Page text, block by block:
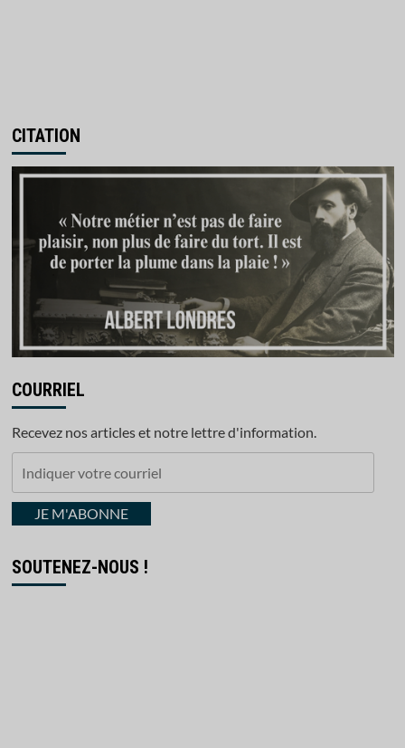
CITATION
COURRIEL
Recevez nos articles et notre lettre d'information.
courriel
JE M'ABONNE
SOUTENEZ-NOUS !